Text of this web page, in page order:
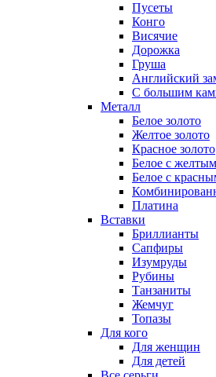
Пусеты
Конго
Висячие
Дорожка
Груша
Английский
С большим
Металл
Белое золото
Желтое золото
Красное золото
Белое с
Белое с
Платина
Вставки
Бриллианты
Сапфиры
Изумруды
Рубины
Танзаниты
Жемчуг
Топазы
Для кого
Для женщин
Для детей